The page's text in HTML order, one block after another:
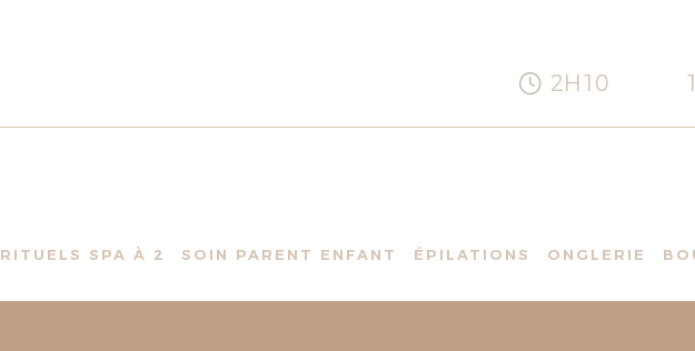
2H10
RITUELS SPA À 2 SOIN PARENT ENFANT ÉPILATIONS ONGLERIE